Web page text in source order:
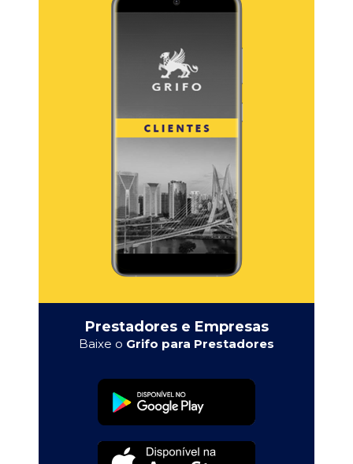
Prestadores e Empresas
Baixe o Grifo para Prestadores